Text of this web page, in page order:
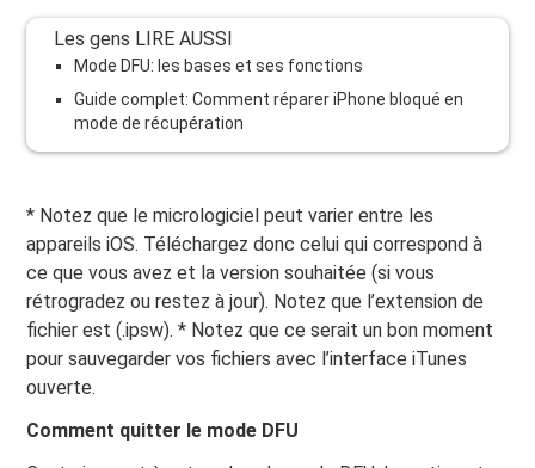
Les gens LIRE AUSSI
Mode DFU: les bases et ses fonctions
Guide complet: Comment réparer iPhone bloqué en
mode de récupération
* Notez que le micrologiciel peut varier entre les
appareils iOS. Téléchargez donc celui qui correspond à
ce que vous avez et la version souhaitée (si vous
rétrogradez ou restez à jour). Notez que l’extension de
fichier est (.ipsw). * Notez que ce serait un bon moment
pour sauvegarder vos fichiers avec l’interface iTunes
ouverte.
Comment quitter le mode DFU